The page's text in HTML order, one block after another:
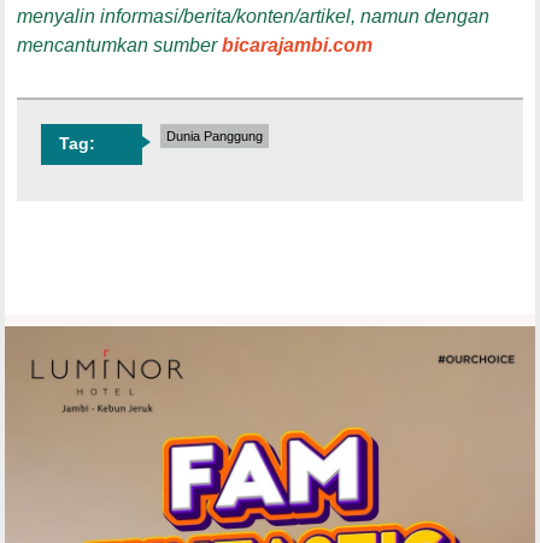
menyalin informasi/berita/konten/artikel, namun dengan
mencantumkan sumberbicarajambi.com
Tag: Dunia Panggung